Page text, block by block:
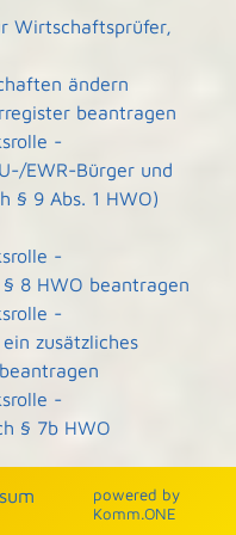
Wirtschaftsprüfer,
ändern
beantragen
-
EWR-Bürger und
§ 9 Abs. 1 HWO)
-
8 HWO beantragen
-
zusätzliches
-
§ 7b HWO
Denkmalliste
powered by
Komm.ONE